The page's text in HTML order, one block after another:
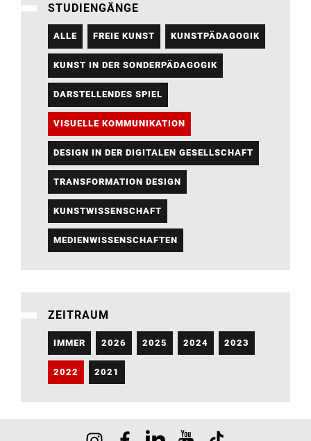
STUDIENGÄNGE
ALLE FREIE KUNST KUNSTPÄDAGOGIK
KUNST IN DER SONDERPÄDAGOGIK
DARSTELLENDES SPIEL
VISUELLE KOMMUNIKATION
DESIGN IN DER DIGITALEN GESELLSCHAFT
TRANSFORMATION DESIGN
KUNSTWISSENSCHAFT
MEDIENWISSENSCHAFTEN
ZEITRAUM
IMMER 2026 2025 2024 2023
2022 2021